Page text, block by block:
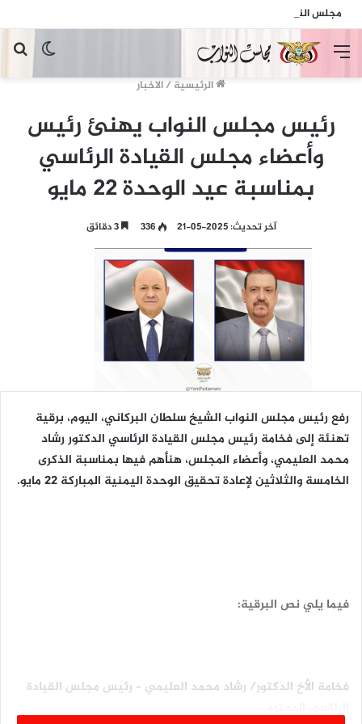
الوضع
المظلم
القائمة
الرئيسية/الاخبار
رئيس مجلس النواب يهنئ رئيس
وأعضاء مجلس القيادة الرئاسي
بمناسبة عيد الوحدة 22 مايو
آخر تحديث: 2025-05-21 336 3 دقائق
رفع رئيس مجلس النواب الشيخ سلطان البركاني، اليوم، برقية
تهنئة إلى فخامة رئيس مجلس القيادة الرئاسي الدكتور رشاد
محمد العليمي، وأعضاء المجلس، هنأهم فيها بمناسبة الذكرى
الخامسة والثلاثين لإعادة تحقيق الوحدة اليمنية المباركة 22 مايو.
فيما يلي نص البرقية:
فخامة الأخ الدكتور/ رشاد محمد العليمي – رئيس مجلس القيادة